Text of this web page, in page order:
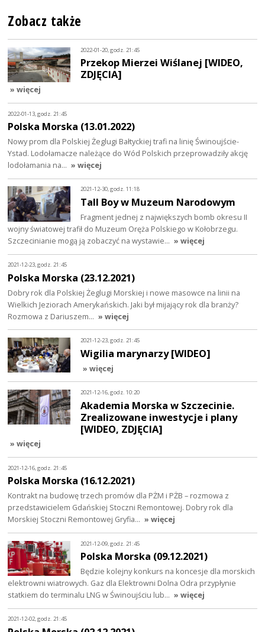
Zobacz także
2022-01-20, godz. 21:45
Przekop Mierzei Wiślanej [WIDEO,
ZDJĘCIA]
» więcej
2022-01-13, godz. 21:45
Polska Morska (13.01.2022)
Nowy prom dla Polskiej Żeglugi Bałtyckiej trafi na linię Świnoujście-
Ystad. Lodołamacze należące do Wód Polskich przeprowadziły akcję
lodołamania na… » więcej
2021-12-30, godz. 11:18
Tall Boy w Muzeum Narodowym
Fragment jednej z największych bomb okresu II
wojny światowej trafił do Muzeum Oręża Polskiego w Kołobrzegu.
Szczecinianie mogą ją zobaczyć na wystawie… » więcej
2021-12-23, godz. 21:45
Polska Morska (23.12.2021)
Dobry rok dla Polskiej Żeglugi Morskiej i nowe masowce na linii na
Wielkich Jeziorach Amerykańskich. Jaki był mijający rok dla branży?
Rozmowa z Dariuszem… » więcej
2021-12-23, godz. 21:45
Wigilia marynarzy [WIDEO]
» więcej
2021-12-16, godz. 10:20
Akademia Morska w Szczecinie.
Zrealizowane inwestycje i plany
[WIDEO, ZDJĘCIA]
» więcej
2021-12-16, godz. 21:45
Polska Morska (16.12.2021)
Kontrakt na budowę trzech promów dla PŻM i PŻB – rozmowa z
przedstawicielem Gdańskiej Stoczni Remontowej. Dobry rok dla
Morskiej Stoczni Remontowej Gryfia… » więcej
2021-12-09, godz. 21:45
Polska Morska (09.12.2021)
Będzie kolejny konkurs na koncesje dla morskich
elektrowni wiatrowych. Gaz dla Elektrowni Dolna Odra przypłynie
statkiem do terminalu LNG w Świnoujściu lub… » więcej
2021-12-02, godz. 21:45